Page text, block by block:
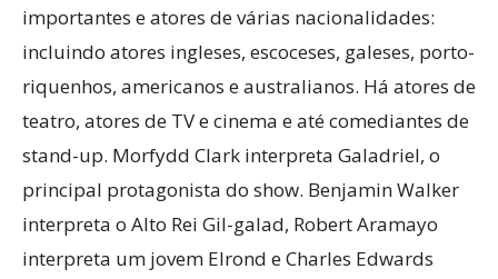
importantes e atores de várias nacionalidades:
incluindo atores ingleses, escoceses, galeses, porto-
riquenhos, americanos e australianos. Há atores de
teatro, atores de TV e cinema e até comediantes de
stand-up. Morfydd Clark interpreta Galadriel, o
principal protagonista do show. Benjamin Walker
interpreta o Alto Rei Gil-galad, Robert Aramayo
interpreta um jovem Elrond e Charles Edwards